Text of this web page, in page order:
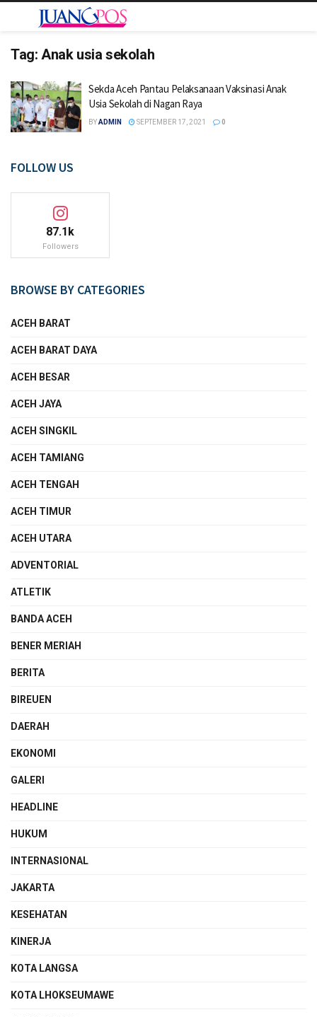
Tag: Anak usia sekolah
Sekda Aceh Pantau Pelaksanaan Vaksinasi Anak
Usia Sekolah di Nagan Raya
BYADMIN SEPTEMBER 17, 2021 0
FOLLOW US
87.1k
Followers
BROWSE BY CATEGORIES
ACEH BARAT
ACEH BARAT DAYA
ACEH BESAR
ACEH JAYA
ACEH SINGKIL
ACEH TAMIANG
ACEH TENGAH
ACEH TIMUR
ACEH UTARA
ADVENTORIAL
ATLETIK
BANDA ACEH
BENER MERIAH
BERITA
BIREUEN
DAERAH
EKONOMI
GALERI
HEADLINE
HUKUM
INTERNASIONAL
JAKARTA
KESEHATAN
KINERJA
KOTA LANGSA
KOTA LHOKSEUMAWE